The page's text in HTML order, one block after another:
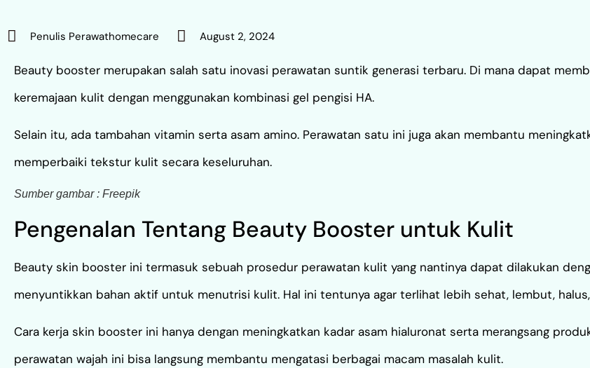
Penulis Perawathomecare August 2, 2024
Beauty booster merupakan salah satu inovasi perawatan suntik generasi terbaru. Di mana dapat
keremajaan kulit dengan menggunakan kombinasi gel pengisi HA.
Selain itu, ada tambahan vitamin serta asam amino. Perawatan satu ini juga akan membantu
memperbaiki tekstur kulit secara keseluruhan.
Sumber gambar : Freepik
Pengenalan Tentang Beauty Booster untuk Kulit
Beauty skin booster ini termasuk sebuah prosedur perawatan kulit yang nantinya dapat dilakukan
menyuntikkan bahan aktif untuk menutrisi kulit. Hal ini tentunya agar terlihat lebih sehat, lembut,
Cara kerja skin booster ini hanya dengan meningkatkan kadar asam hialuronat serta merangsang
perawatan wajah ini bisa langsung membantu mengatasi berbagai macam masalah kulit.